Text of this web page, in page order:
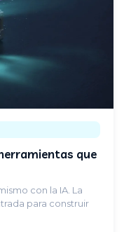
que
con la IA. La
para construir